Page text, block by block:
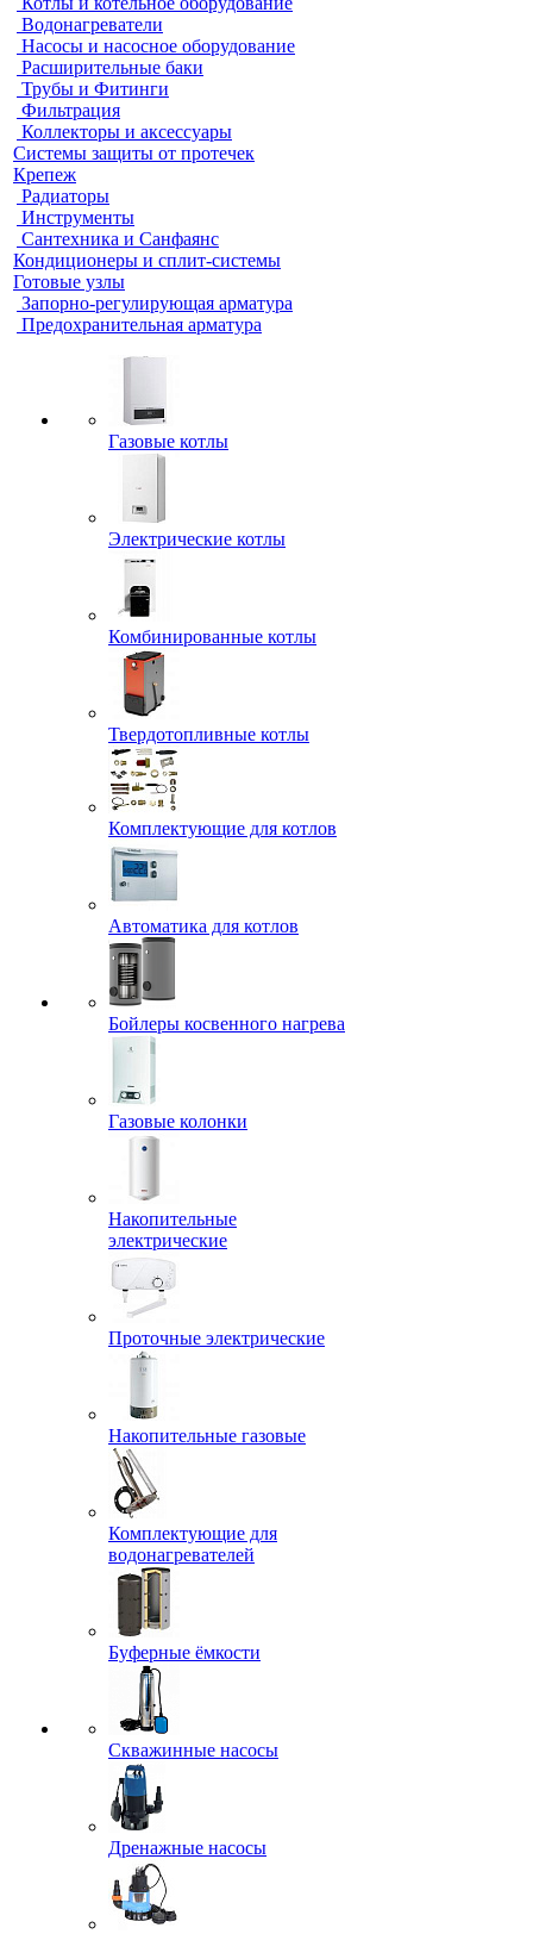
Водонагреватели
Насосы и насосное оборудование
Расширительные баки
Трубы и Фитинги
Фильтрация
Коллекторы и аксессуары
Системы защиты от протечек
Крепеж
Радиаторы
Инструменты
Сантехника и Санфаянс
Кондиционеры и сплит-системы
Готовые узлы
Запорно-регулирующая арматура
Предохранительная арматура
Газовые котлы
Электрические котлы
Комбинированные котлы
Твердотопливные котлы
Комплектующие для котлов
Автоматика для котлов
Бойлеры косвенного нагрева
Газовые колонки
Накопительные
электрические
Проточные электрические
Накопительные газовые
Комплектующие для
водонагревателей
Буферные ёмкости
Скважинные насосы
Дренажные насосы